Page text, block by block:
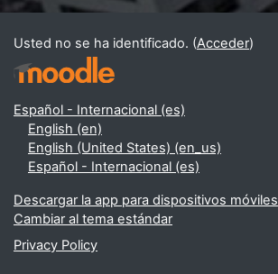
Usted no se ha identificado. (Acceder)
Español - Internacional ‎(es)‎
English ‎(en)‎
English (United States) ‎(en_us)‎
Español - Internacional ‎(es)‎
Descargar la app para dispositivos móviles
Cambiar al tema estándar
Privacy Policy